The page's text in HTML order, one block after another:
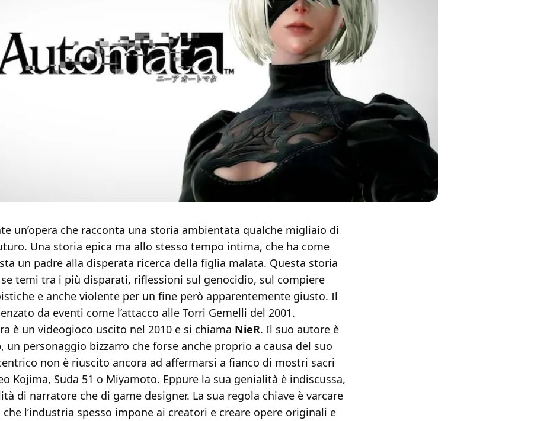
un’opera che racconta una storia ambientata qualche migliaio di
Una storia epica ma allo stesso tempo intima, che ha come
un padre alla disperata ricerca della figlia malata. Questa storia
temi tra i più disparati, riflessioni sul genocidio, sul compiere
e anche violente per un fine però apparentemente giusto. Il
da eventi come l’attacco alle Torri Gemelli del 2001.
è un videogioco uscito nel 2010 e si chiama NieR. Il suo autore è
, un personaggio bizzarro che forse anche proprio a causa del suo
non è riuscito ancora ad affermarsi a fianco di mostri sacri
Kojima, Suda 51 o Miyamoto. Eppure la sua genialità è indiscussa,
di narratore che di game designer. La sua regola chiave è varcare
l’industria spesso impone ai creatori e creare opere originali e